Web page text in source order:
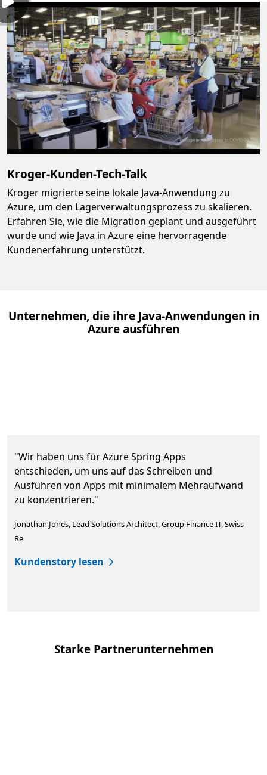
Kroger-Kunden-Tech-Talk
Kroger migrierte seine lokale Java-Anwendung zu
Azure, um den Lagerverwaltungsprozess zu skalieren.
Erfahren Sie, wie die Migration geplant und ausgeführt
wurde und wie Java in Azure eine hervorragende
Kundenerfahrung unterstützt.
Unternehmen, die ihre Java-Anwendungen in
Azure ausführen
"Wir haben uns für Azure Spring Apps
entschieden, um uns auf das Schreiben und
Ausführen von Apps mit minimalem Mehraufwand
zu konzentrieren."
Jonathan Jones, Lead Solutions Architect, Group Finance IT, Swiss
Re
Kundenstory lesen
Starke Partnerunternehmen